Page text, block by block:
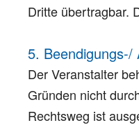
Dritte übertragbar.
5. Beendigungs-/
Der Veranstalter
Gründen nicht
Rechtsweg ist